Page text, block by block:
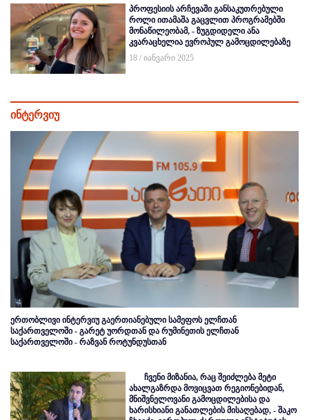
პროფესიის არჩევაში განსაკუთრებული
როლი ითამაშა გაცვლით პროგრამებში
მონაწილეობამ, - ზუგდიდელი ანა
კვარაცხელია ევროპულ გამოცდილებაზე
18 / იანვარი 2025
ინტერვიუ
ერთობლივი ინტერვიუ გაერთიანებული სამეფოს ელჩთან
საქართველოში - გარეტ უორდთან და რუმინეთის ელჩთან
საქართველოში - რაზვან როტუნდუსთან
ჩვენი მიზანია, რაც შეიძლება მეტი
ახალგაზრდა მოვიცვათ რეგიონებიდან,
მნიშვნელოვანი გამოცდილებისა და
ხარისხიანი განათლების მისაღებად, - შაკო